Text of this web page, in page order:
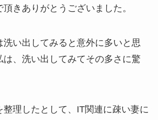
きありがとうございました。
洗い出してみると意外に多いと思
は、洗い出してみてその多さに驚
整理したとして、IT関連に疎い妻に